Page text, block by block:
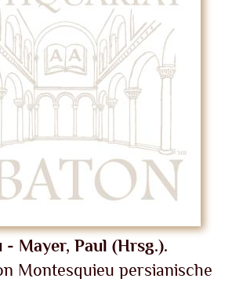
- Mayer, Paul (Hrsg.).
Montesquieu persianische